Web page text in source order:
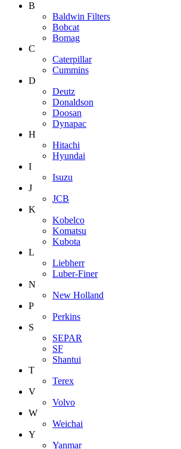
B
Baldwin Filters
Bobcat
Bomag
C
Caterpillar
Cummins
D
Deutz
Donaldson
Doosan
Dynapac
H
Hitachi
Hyundai
I
Isuzu
J
JCB
K
Kobelco
Komatsu
Kubota
L
Liebherr
Luber-Finer
N
New Holland
P
Perkins
S
SEPAR
SF
Shantui
T
Terex
V
Volvo
W
Weichai
Y
Yanmar